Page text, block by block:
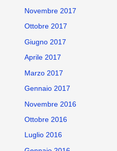
Novembre 2017
Ottobre 2017
Giugno 2017
Aprile 2017
Marzo 2017
Gennaio 2017
Novembre 2016
Ottobre 2016
Luglio 2016